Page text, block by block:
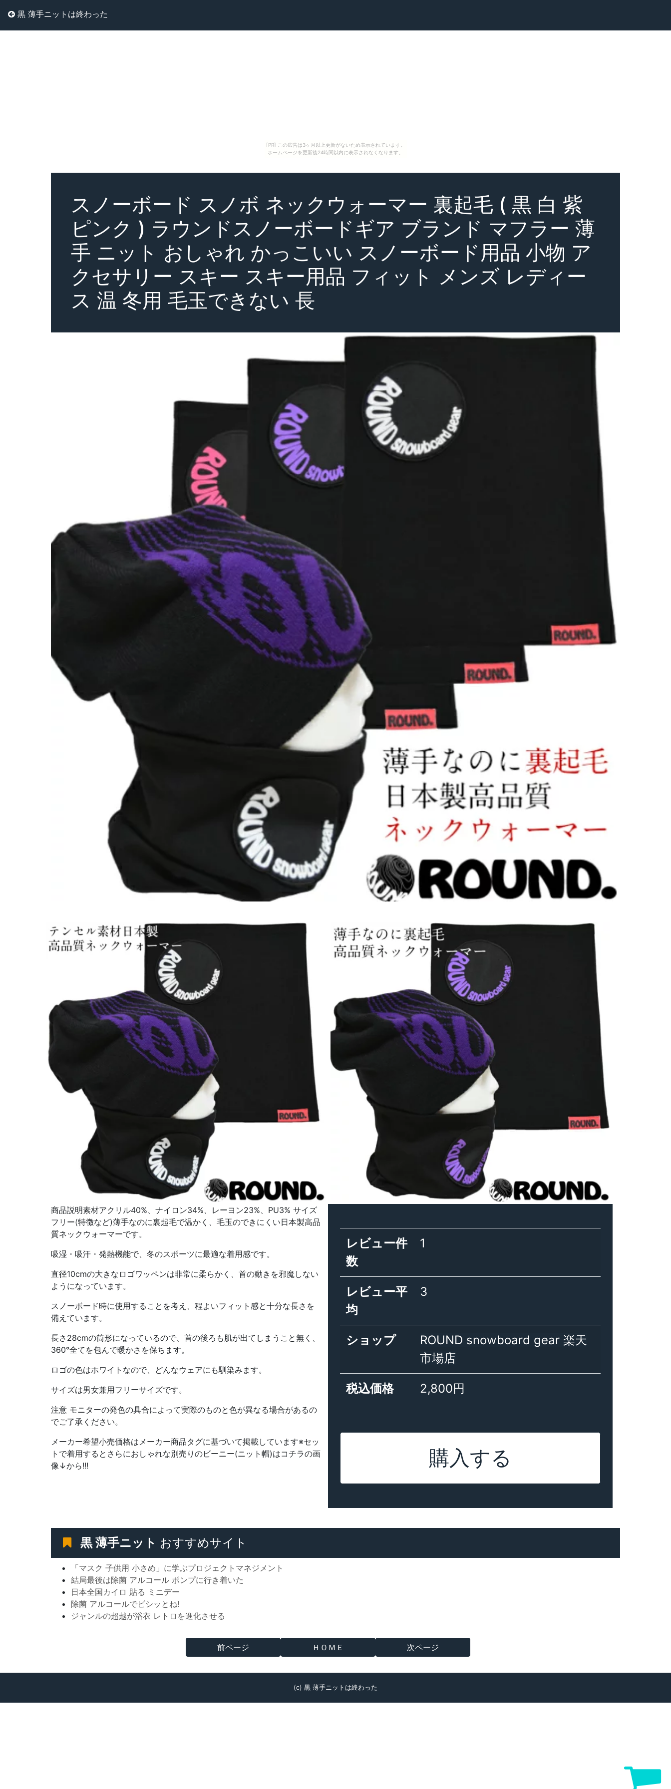
[PR] この広告は3ヶ月以上更新がないため表示されています。
ホームページを更新後24時間以内に表示されなくなります。
黒 薄手ニットは終わった
スノーボード スノボ ネックウォーマー 裏起毛 ( 黒 白 紫
ピンク ) ラウンドスノーボードギア ブランド マフラー 薄
手 ニット おしゃれ かっこいい スノーボード用品 小物 ア
クセサリー スキー スキー用品 フィット メンズ レディー
ス 温 冬用 毛玉できない 長
商品説明素材アクリル40%、ナイロン34%、レーヨン23%、PU3% サイズ
フリー(特徴など)薄手なのに裏起毛で温かく、毛玉のできにくい日本製高品
質ネックウォーマーです。
吸湿・吸汗・発熱機能で、冬のスポーツに最適な着用感です。
直径10cmの大きなロゴワッペンは非常に柔らかく、首の動きを邪魔しない
ようになっています。
スノーボード時に使用することを考え、程よいフィット感と十分な長さを
備えています。
長さ28cmの筒形になっているので、首の後ろも肌が出てしまうこと無く、
360°全てを包んで暖かさを保ちます。
ロゴの色はホワイトなので、どんなウェアにも馴染みます。
サイズは男女兼用フリーサイズです。
注意 モニターの発色の具合によって実際のものと色が異なる場合があるの
でご了承ください。
メーカー希望小売価格はメーカー商品タグに基づいて掲載しています※セッ
トで着用するとさらにおしゃれな別売りのビーニー(ニット帽)はコチラの画
像↓から!!!
レビュー件
数
1
レビュー平
均
3
ショップ
ROUND snowboard gear 楽天
市場店
税込価格 2,800円
購入する
黒 薄手ニット おすすめサイト
「マスク 子供用 小さめ」に学ぶプロジェクトマネジメント
結局最後は除菌 アルコール ポンプに行き着いた
日本全国カイロ 貼る ミニデー
除菌 アルコールでビシッとね!
ジャンルの超越が浴衣 レトロを進化させる
前ページ ＨＯＭＥ 次ページ
(c) 黒 薄手ニットは終わった